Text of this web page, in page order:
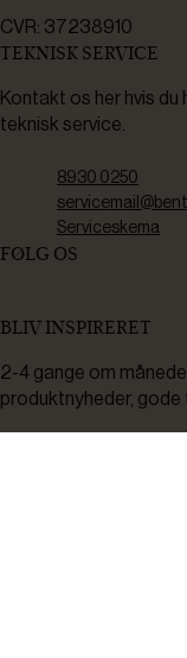
CVR: 37238910
TEKNISK SERVICE
Kontakt os her hvis du
teknisk service.
8930 0250
Serviceskema
FØLG OS
BLIV INSPIRERET
2-4 gange om
produktnyheder, gode